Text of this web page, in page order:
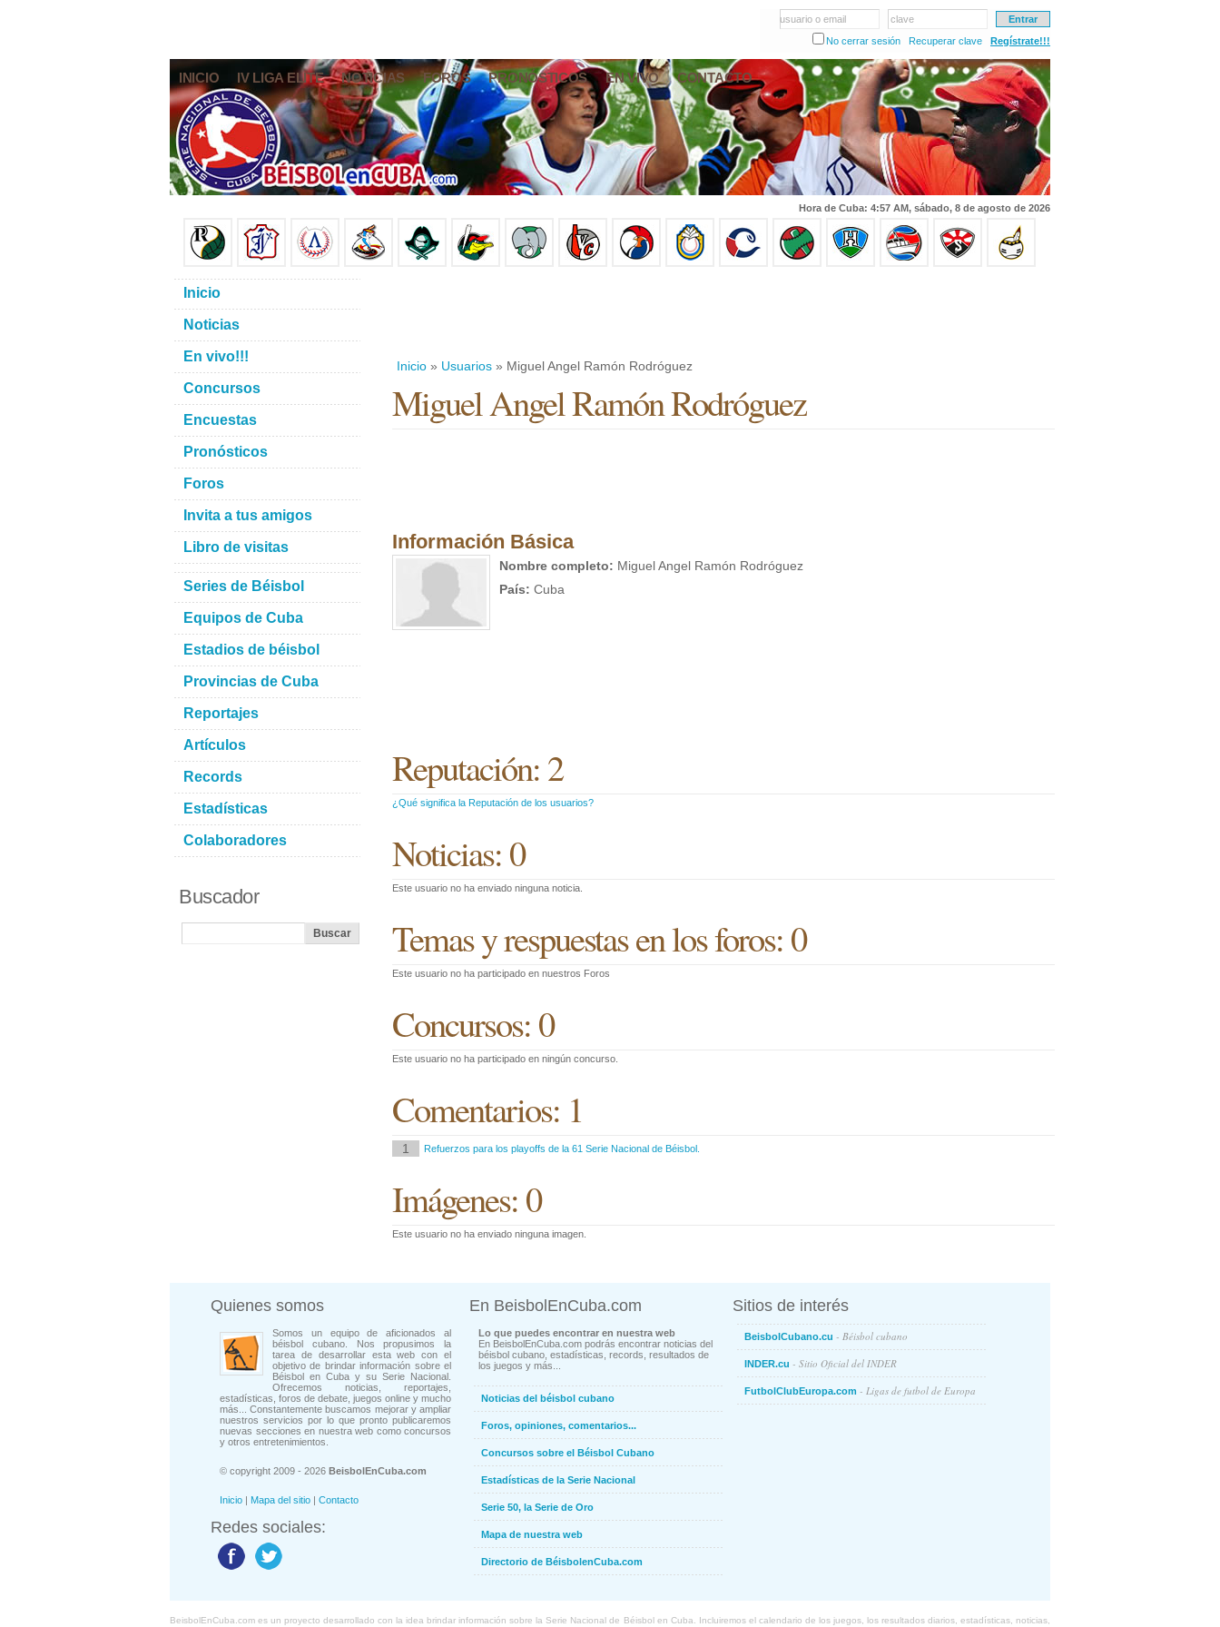
usuario o email
clave
No cerrar sesión
Recuperar clave Regístrate!!!
INICIO IV LIGA ELITE NOTICIAS FOROS PRONÓSTICOS EN VIVO CONTACTO
Hora de Cuba: 4:57 AM, sábado, 8 de agosto de 2026
Inicio » Usuarios » Miguel Angel Ramón Rodróguez
Miguel Angel Ramón Rodróguez
Información Básica
Nombre completo: Miguel Angel Ramón Rodróguez
País: Cuba
Reputación: 2
¿Qué significa la Reputación de los usuarios?
Noticias: 0
Este usuario no ha enviado ninguna noticia.
Temas y respuestas en los foros: 0
Este usuario no ha participado en nuestros Foros
Concursos: 0
Este usuario no ha participado en ningún concurso.
Comentarios: 1
1 Refuerzos para los playoffs de la 61 Serie Nacional de Béisbol.
Imágenes: 0
Este usuario no ha enviado ninguna imagen.
Inicio
Noticias
En vivo!!!
Concursos
Encuestas
Pronósticos
Foros
Invita a tus amigos
Libro de visitas
Series de Béisbol
Equipos de Cuba
Estadios de béisbol
Provincias de Cuba
Reportajes
Artículos
Records
Estadísticas
Colaboradores
Buscador
Quienes somos
Somos un equipo de aficionados al
béisbol cubano. Nos propusimos la
tarea de desarrollar esta web con el
objetivo de brindar información sobre el
Béisbol en Cuba y su Serie Nacional.
Ofrecemos noticias, reportajes,
estadísticas, foros de debate, juegos online y mucho
más... Constantemente buscamos mejorar y ampliar
nuestros servicios por lo que pronto publicaremos
nuevas secciones en nuestra web como concursos
y otros entretenimientos.
© copyright 2009 - 2026 BeisbolEnCuba.com
Inicio | Mapa del sitio | Contacto
Redes sociales:
En BeisbolEnCuba.com
Lo que puedes encontrar en nuestra web
En BeisbolEnCuba.com podrás encontrar noticias del
béisbol cubano, estadísticas, records, resultados de
los juegos y más...
Noticias del béisbol cubano
Foros, opiniones, comentarios...
Concursos sobre el Béisbol Cubano
Estadísticas de la Serie Nacional
Serie 50, la Serie de Oro
Mapa de nuestra web
Directorio de BéisbolenCuba.com
Sitios de interés
BeisbolCubano.cu - Béisbol cubano
INDER.cu - Sitio Oficial del INDER
FutbolClubEuropa.com - Ligas de futbol de Europa
BeisbolEnCuba.com es un proyecto desarrollado con la idea brindar información sobre la Serie Nacional de Béisbol en Cuba. Incluiremos el calendario de los juegos, los resultados diarios, estadísticas, noticias,